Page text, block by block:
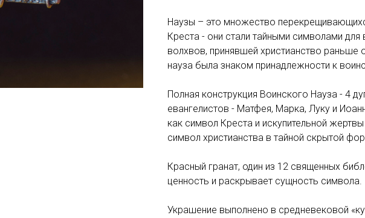
Наузы – это множество
Креста - они стали тайными символами
волхвов, принявшей христианство
науза была знаком принадлежности к
Полная конструкция Воинского Науза - 4
евангелистов - Матфея, Марка, Луку и
как символ Креста и искупительной
символ христианства в тайной скрытой
Красный гранат, один из 12 священных
ценность и раскрывает сущность символа.
Украшение выполнено в средневековой